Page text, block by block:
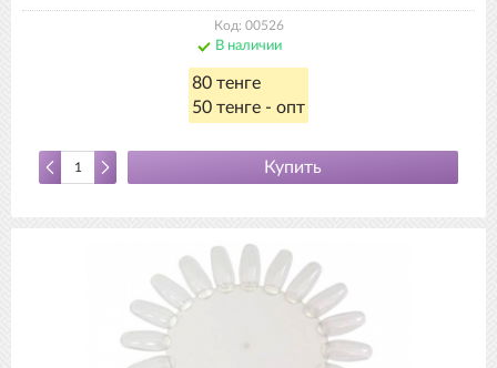
Код: 00526
В наличии
80 тенге
50 тенге - опт
Купить